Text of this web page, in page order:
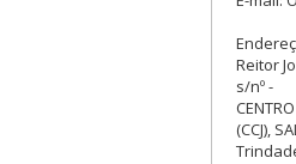
Reitor
s/nº -
(CCJ),